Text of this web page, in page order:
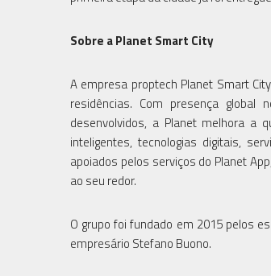
Sobre a Planet Smart City
A empresa proptech Planet Smart
residências. Com presença
desenvolvidos, a Planet melhora a
inteligentes, tecnologias digitais,
apoiados pelos serviços do Planet
ao seu redor.
O grupo foi fundado em 2015 pelos
empresário Stefano Buono.